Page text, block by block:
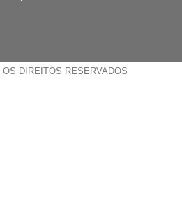
OS DIREITOS RESERVADOS